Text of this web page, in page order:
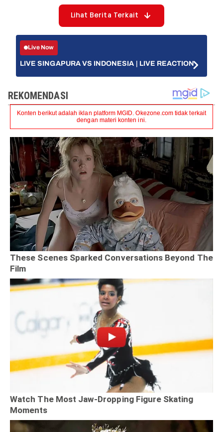
Lihat Berita Terkait
Live Now
LIVE SINGAPURA VS INDONESIA | LIVE REACTION